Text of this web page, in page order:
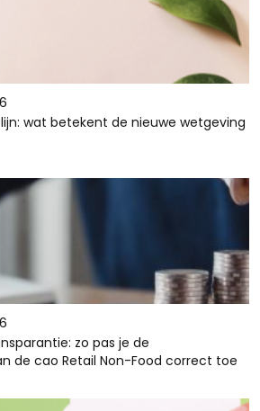
wat betekent de nieuwe wetgeving
zo pas je de
de cao Retail Non-Food correct toe